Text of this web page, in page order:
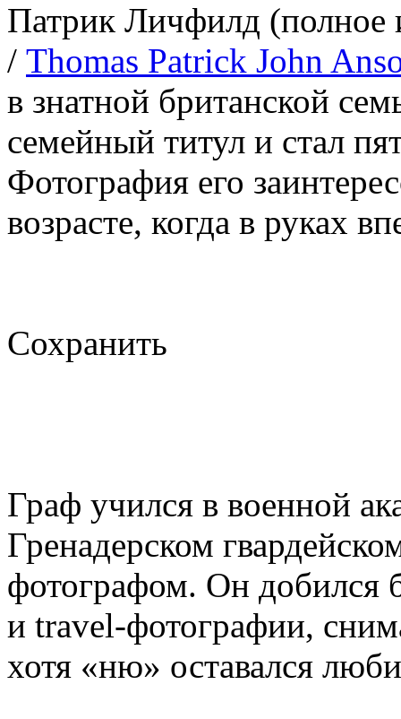
Патрик Личфилд
/ Thomas Patrick John
в знатной британской
семейный титул и стал
Фотография его
возрасте, когда в руках
Сохранить
Граф учился в военной
Гренадерском
фотографом. Он добился
и travel-фотографии,
хотя «ню» оставался